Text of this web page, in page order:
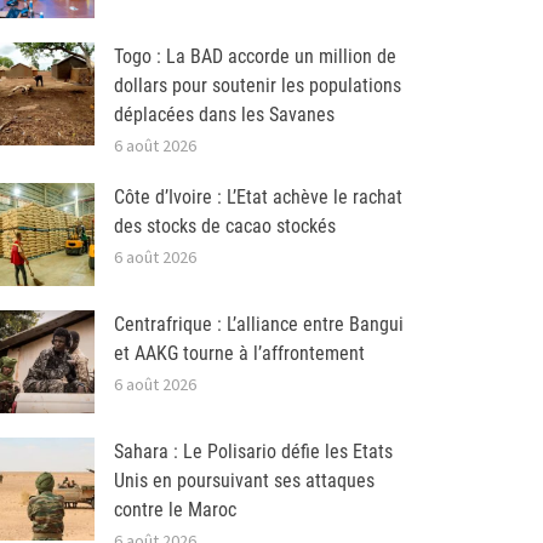
Togo : La BAD accorde un million de
dollars pour soutenir les populations
déplacées dans les Savanes
6 août 2026
Côte d’Ivoire : L’Etat achève le rachat
des stocks de cacao stockés
6 août 2026
Centrafrique : L’alliance entre Bangui
et AAKG tourne à l’affrontement
6 août 2026
Sahara : Le Polisario défie les Etats
Unis en poursuivant ses attaques
contre le Maroc